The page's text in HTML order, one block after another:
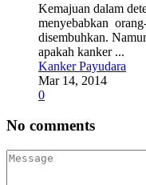
Kemajuan dalam
menyebabkan
disembuhkan.
apakah kanker ...
Kanker Payudara
Mar 14, 2014
0
No comments